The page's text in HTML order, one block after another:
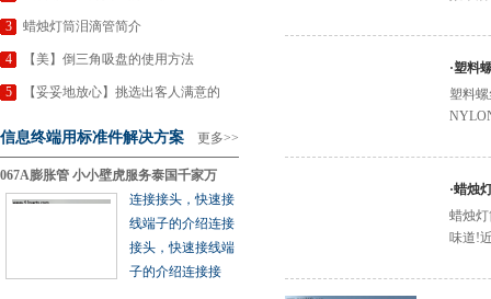
3 蜡烛灯筒泪滴管简介
4 【美】倒三角吸盘的使用方法
5 【妥妥地放心】挑选出客人满意的
更多>>
信息终端用标准件解决方案
067A膨胀管 小小壁虎服务泰国千家万
连接接头，快速接
线端子的介绍连接
接头，快速接线端
子的介绍连接接
·塑料
塑料
·蜡烛
蜡烛
味道!